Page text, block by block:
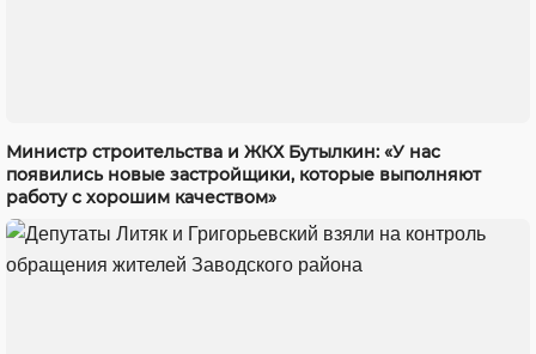
Министр строительства и ЖКХ Бутылкин: «У нас
появились новые застройщики, которые выполняют
работу с хорошим качеством»